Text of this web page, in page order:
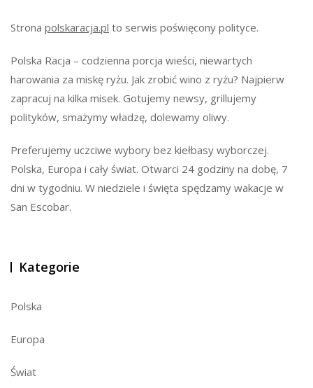
Strona polskaracja.pl to serwis poświęcony polityce.
Polska Racja – codzienna porcja wieści, niewartych
harowania za miskę ryżu. Jak zrobić wino z ryżu? Najpierw
zapracuj na kilka misek. Gotujemy newsy, grillujemy
polityków, smażymy władzę, dolewamy oliwy.
Preferujemy uczciwe wybory bez kiełbasy wyborczej.
Polska, Europa i cały świat. Otwarci 24 godziny na dobę, 7
dni w tygodniu. W niedziele i święta spędzamy wakacje w
San Escobar.
Kategorie
Polska
Europa
Świat